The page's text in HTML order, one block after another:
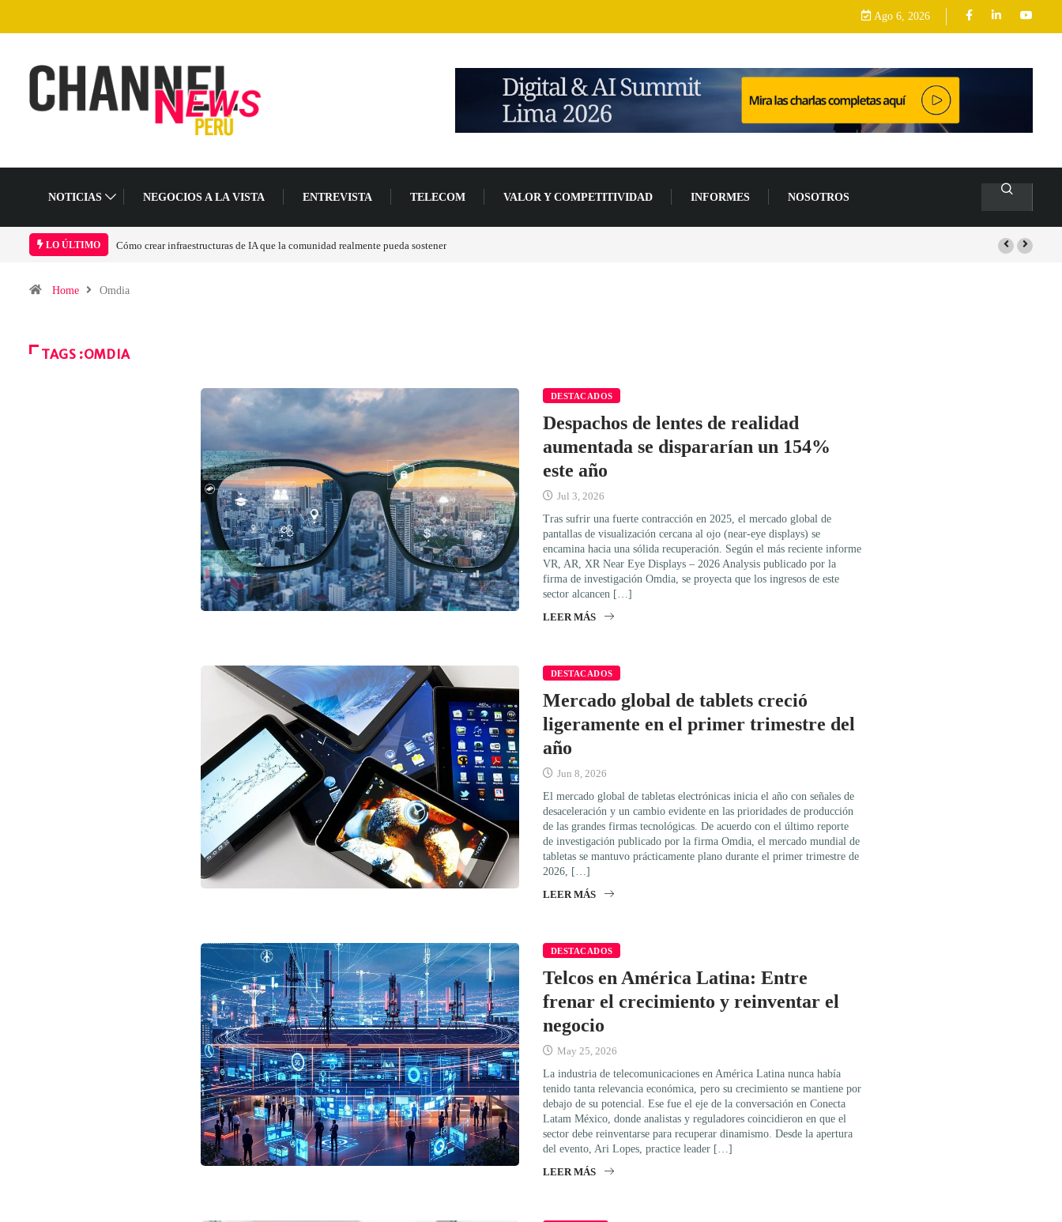
Ago 6, 2026
NOTICIAS NEGOCIOS A LA VISTA ENTREVISTA TELECOM VALOR Y COMPETITIVIDAD INFORMES NOSOTROS
LO ÚLTIMO Las tarjetas gráficas RDNA 5 ya están en fase avanzada de desarrollo
Home Omdia
TAGS :OMDIA
DESTACADOS
Despachos de lentes de realidad
aumentada se dispararían un 154%
este año
Jul 3, 2026
Tras sufrir una fuerte contracción en 2025, el mercado global de
pantallas de visualización cercana al ojo (near-eye displays) se
encamina hacia una sólida recuperación. Según el más reciente informe
VR, AR, XR Near Eye Displays – 2026 Analysis publicado por la
firma de investigación Omdia, se proyecta que los ingresos de este
sector alcancen […]
LEER MÁS
DESTACADOS
Mercado global de tablets creció
ligeramente en el primer trimestre del
año
Jun 8, 2026
El mercado global de tabletas electrónicas inicia el año con señales de
desaceleración y un cambio evidente en las prioridades de producción
de las grandes firmas tecnológicas. De acuerdo con el último reporte
de investigación publicado por la firma Omdia, el mercado mundial de
tabletas se mantuvo prácticamente plano durante el primer trimestre de
2026, […]
LEER MÁS
DESTACADOS
Telcos en América Latina: Entre
frenar el crecimiento y reinventar el
negocio
May 25, 2026
La industria de telecomunicaciones en América Latina nunca había
tenido tanta relevancia económica, pero su crecimiento se mantiene por
debajo de su potencial. Ese fue el eje de la conversación en Conecta
Latam México, donde analistas y reguladores coincidieron en que el
sector debe reinventarse para recuperar dinamismo. Desde la apertura
del evento, Ari Lopes, practice leader […]
LEER MÁS